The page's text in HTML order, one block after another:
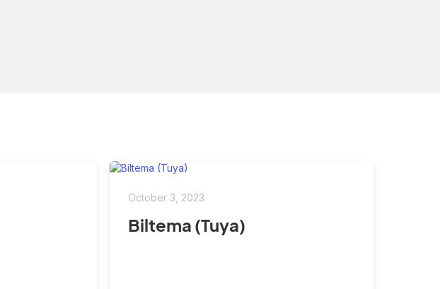
October 3, 2023
Biltema (Tuya)